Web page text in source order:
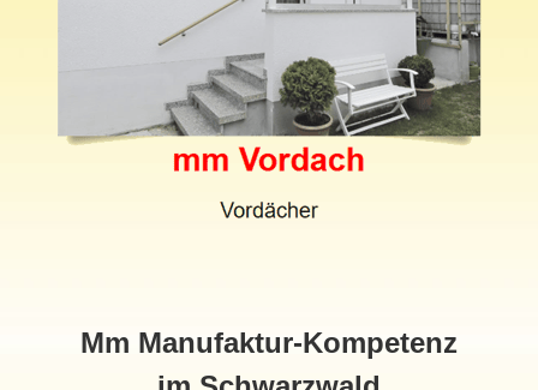
Mm Manufaktur-Kompetenz